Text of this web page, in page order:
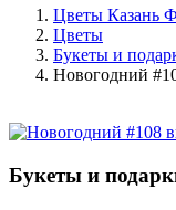
Цветы Казань
Цветы
Букеты и
Новогодний
Букеты и